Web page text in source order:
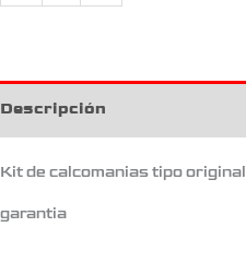
Descripción
Kit de calcomanias tipo
garantia